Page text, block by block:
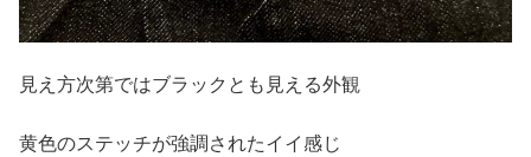
見え方次第ではブラックとも見える外観
黄色のステッチが強調されたイイ感じ